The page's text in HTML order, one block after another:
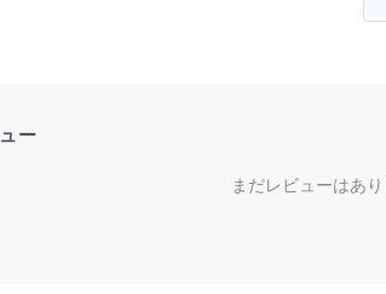
ー
まだレビューはあ